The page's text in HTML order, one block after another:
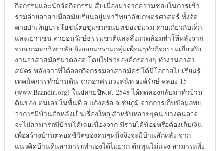
กิจกรรมและนักจัดกิจกรรม สืบเนื่องมาจากความชอบในการเข้า
ร่วมค่ายอาสาเมื่อสมัยเรียนอยู่มหาวิทยาลัยเกษตรศาสตร์ ทั้งจัด
ค่ายบำเพ็ญประโยชน์ต่อชุมชนชนบทของชมรม ค่ายเกี่ยวกับเด็ก
และเยาวชน ค่ายอนุรักษ์ธรรมชาติและสิ่งแวดล้อมทำให้หลังจาก
จบจากมหาวิทยาลัย จึงออกมารวมกลุ่มเพื่อนๆทำกิจกรรมเกี่ยวกับ
งานอาสาสมัครมาตลอด โดยไปช่วยองค์กรต่างๆ ทำงานอาสา
สมัคร หลังจากที่ได้ออกกิจกรรมอาสาสมัคร ได้มีโอกาสไปเรียนรู้
เทคนิคการทำบ้านดิน จากอาศรมวงสนิท องค์รักษ์ คลอง 15
(www.Baandin.org) ในปลายปีพ.ศ. 2548 ได้ทดลองกลับมาทำบ้าน
ดินของ ตนเอง ในพื้นที่ อ.แก้งคร้อ จ.ชัยภูมิ จากการเก็บข้อมูลพบ
ว่าการมีบ้านสักหลังเป็นเรื่องใหญ่สำหรับหลายๆคน บางคนอาจ
จะไม่สามารถมีบ้านได้เลยเนื่องจาก มีรายได้น้อยหรือต้องเก็บเงิน
เพื่อสร้างบ้านตลอดชีวิตของคนๆหนึ่งจึงจะมีบ้านสักหลัง จาก
แนวคิดบ้านดินสามารถทำเองได้ไม่ยาก ต้นทุนไม่แพง สามารถพึ่ง